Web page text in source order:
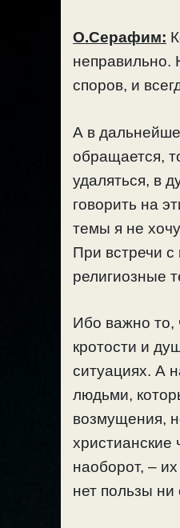
О.Серафим:
неправильно.
споров, и
А в
обращается,
удаляться, в
говорить на
темы я не
При встречи с
религиозные
Ибо важно то,
кротости и
ситуациях. А
людьми,
возмущения,
наоборот, –
нет пользы ни